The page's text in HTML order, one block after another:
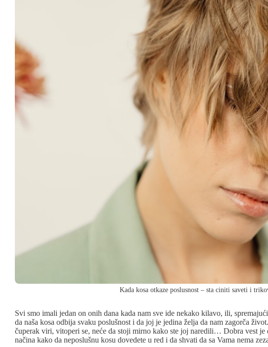
Kada kosa otkaze poslusnost – sta ciniti saveti i
Svi smo imali jedan on onih dana kada nam sve ide nekako kilavo, ili,
da naša kosa odbija svaku poslušnost i da joj je jedina želja da nam zagorča
čuperak viri, vitoperi se, neće da stoji mirno kako ste joj naredili… Dobra vest je
načina kako da neposlušnu kosu dovedete u red i da shvati da sa Vama nema